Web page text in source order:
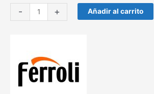
-
condensación
RRT
+ Añadir al carrito